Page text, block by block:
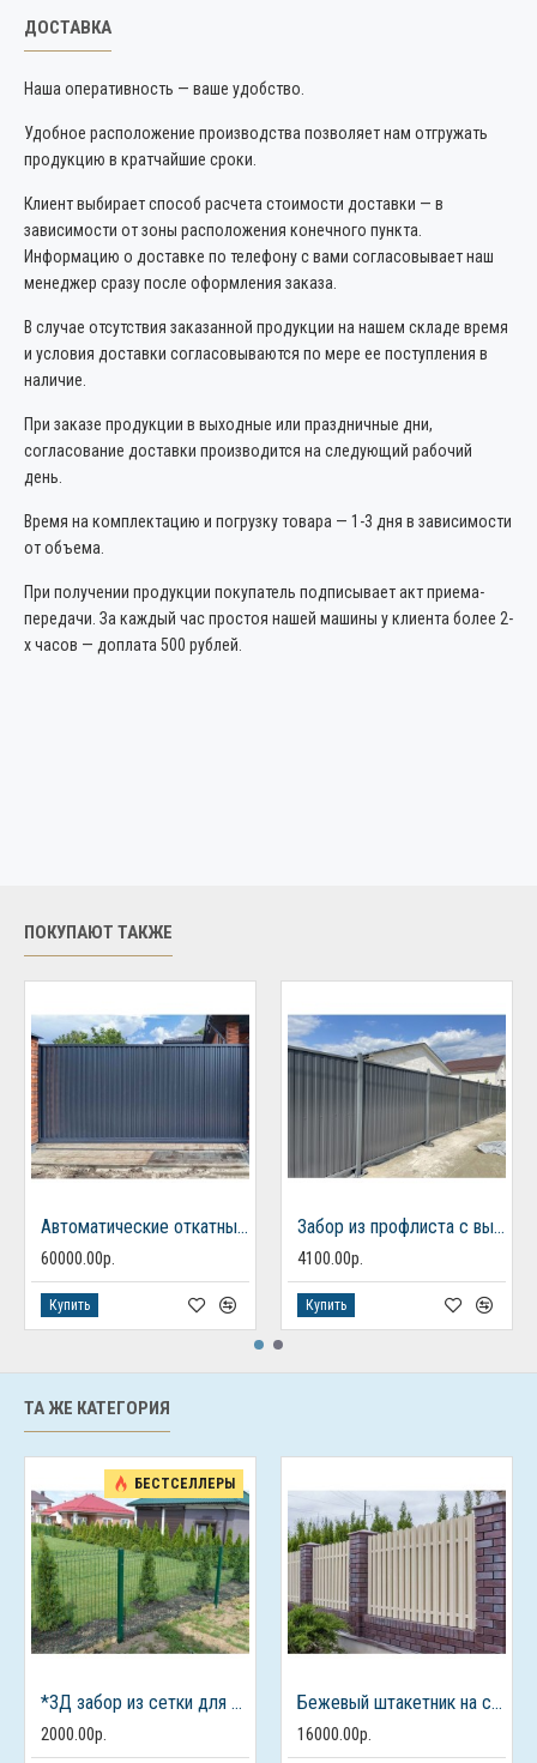
ДОСТАВКА
Наша оперативность — ваше удобство.
Удобное расположение производства позволяет нам отгружать
продукцию в кратчайшие сроки.
Клиент выбирает способ расчета стоимости доставки — в
зависимости от зоны расположения конечного пункта.
Информацию о доставке по телефону с вами согласовывает наш
менеджер сразу после оформления заказа.
В случае отсутствия заказанной продукции на нашем складе время
и условия доставки согласовываются по мере ее поступления в
наличие.
При заказе продукции в выходные или праздничные дни,
согласование доставки производится на следующий рабочий
день.
Время на комплектацию и погрузку товара — 1-3 дня в зависимости
от объема.
При получении продукции покупатель подписывает акт приема-
передачи. За каждый час простоя нашей машины у клиента более 2-
х часов — доплата 500 рублей.
ПОКУПАЮТ ТАКЖЕ
Автоматические откатные ворота из профлиста
60000.00р.
Купить
Забор из профлиста с выделенными столбами в рамках
4100.00р.
Купить
ТА ЖЕ КАТЕГОРИЯ
БЕСТСЕЛЛЕРЫ
*3Д забор из сетки для дачного дома
2000.00р.
Бежевый штакетник на столбах из кирпича
16000.00р.